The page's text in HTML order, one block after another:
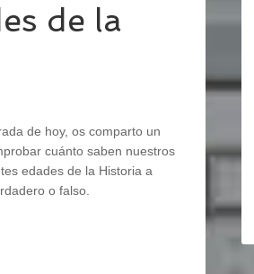
de la
de hoy, os comparto un
cuánto saben nuestros
edades de la Historia a
o falso.